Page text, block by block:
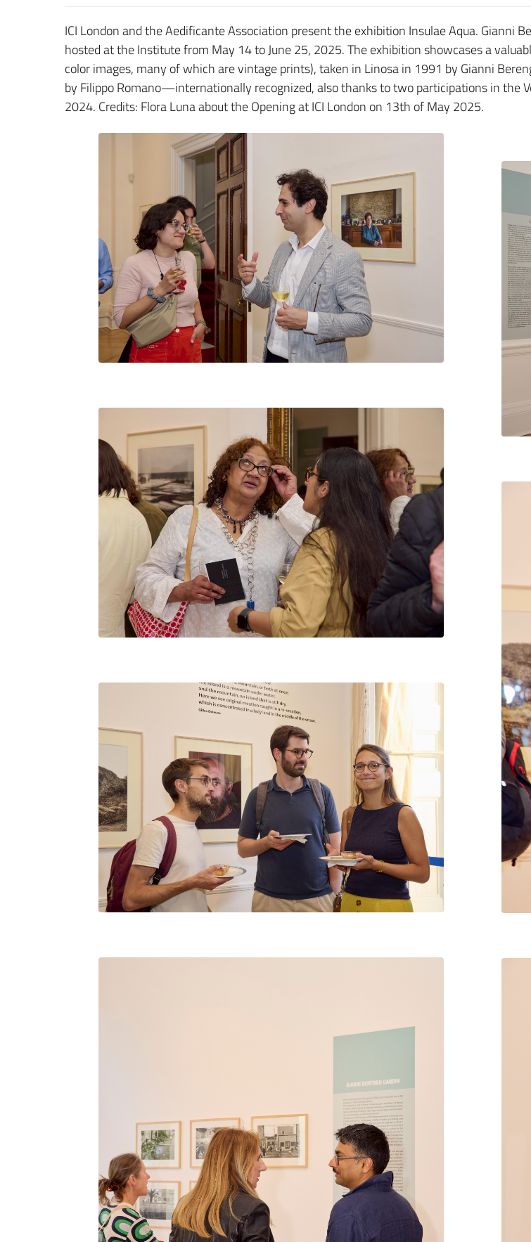
ICI London and the Aedificante Association present the exhibition Insulae Aqua. Gianni
hosted at the Institute from May 14 to June 25, 2025. The exhibition showcases a
color images, many of which are vintage prints), taken in Linosa in 1991 by Gianni
by Filippo Romano—internationally recognized, also thanks to two participations in
2024. Credits: Flora Luna about the Opening at ICI London on 13th of May 2025.